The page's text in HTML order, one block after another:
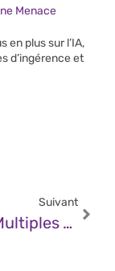
Menace
en plus sur l’IA,
d’ingérence et
Suivant
CERT – Multiples Vulnérabilités Dans Microsoft Office (11 Décembre 2024)